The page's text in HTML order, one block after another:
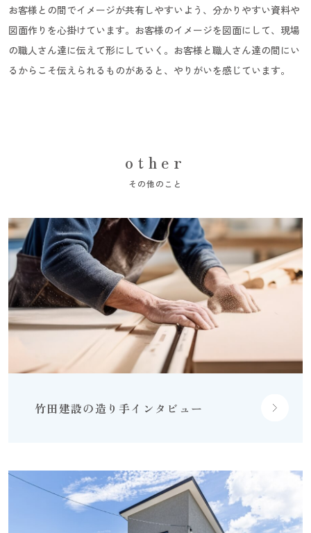
お客様との間でイメージが共有しやすいよう、分かりやすい資料や
図面作りを心掛けています。お客様のイメージを図面にして、現場
の職人さん達に伝えて形にしていく。お客様と職人さん達の間にい
るからこそ伝えられるものがあると、やりがいを感じています。
other
その他のこと
竹田建設の造り手インタビュー